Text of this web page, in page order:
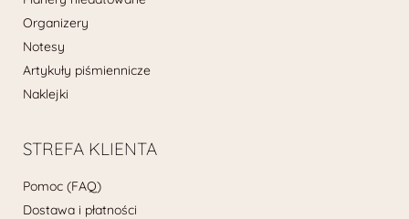
Organizery
Notesy
Artykuły piśmiennicze
Naklejki
STREFA KLIENTA
Pomoc (FAQ)
Dostawa i płatności